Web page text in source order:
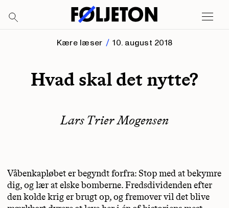
Kære læser 10. august 2018
Hvad skal det nytte?
Lars Trier Mogensen
Våbenkapløbet er begyndt forfra: Stop med at bekymre
dig, og lær at elske bomberne. Fredsdividenden efter
den kolde krig er brugt op, og fremover vil det blive